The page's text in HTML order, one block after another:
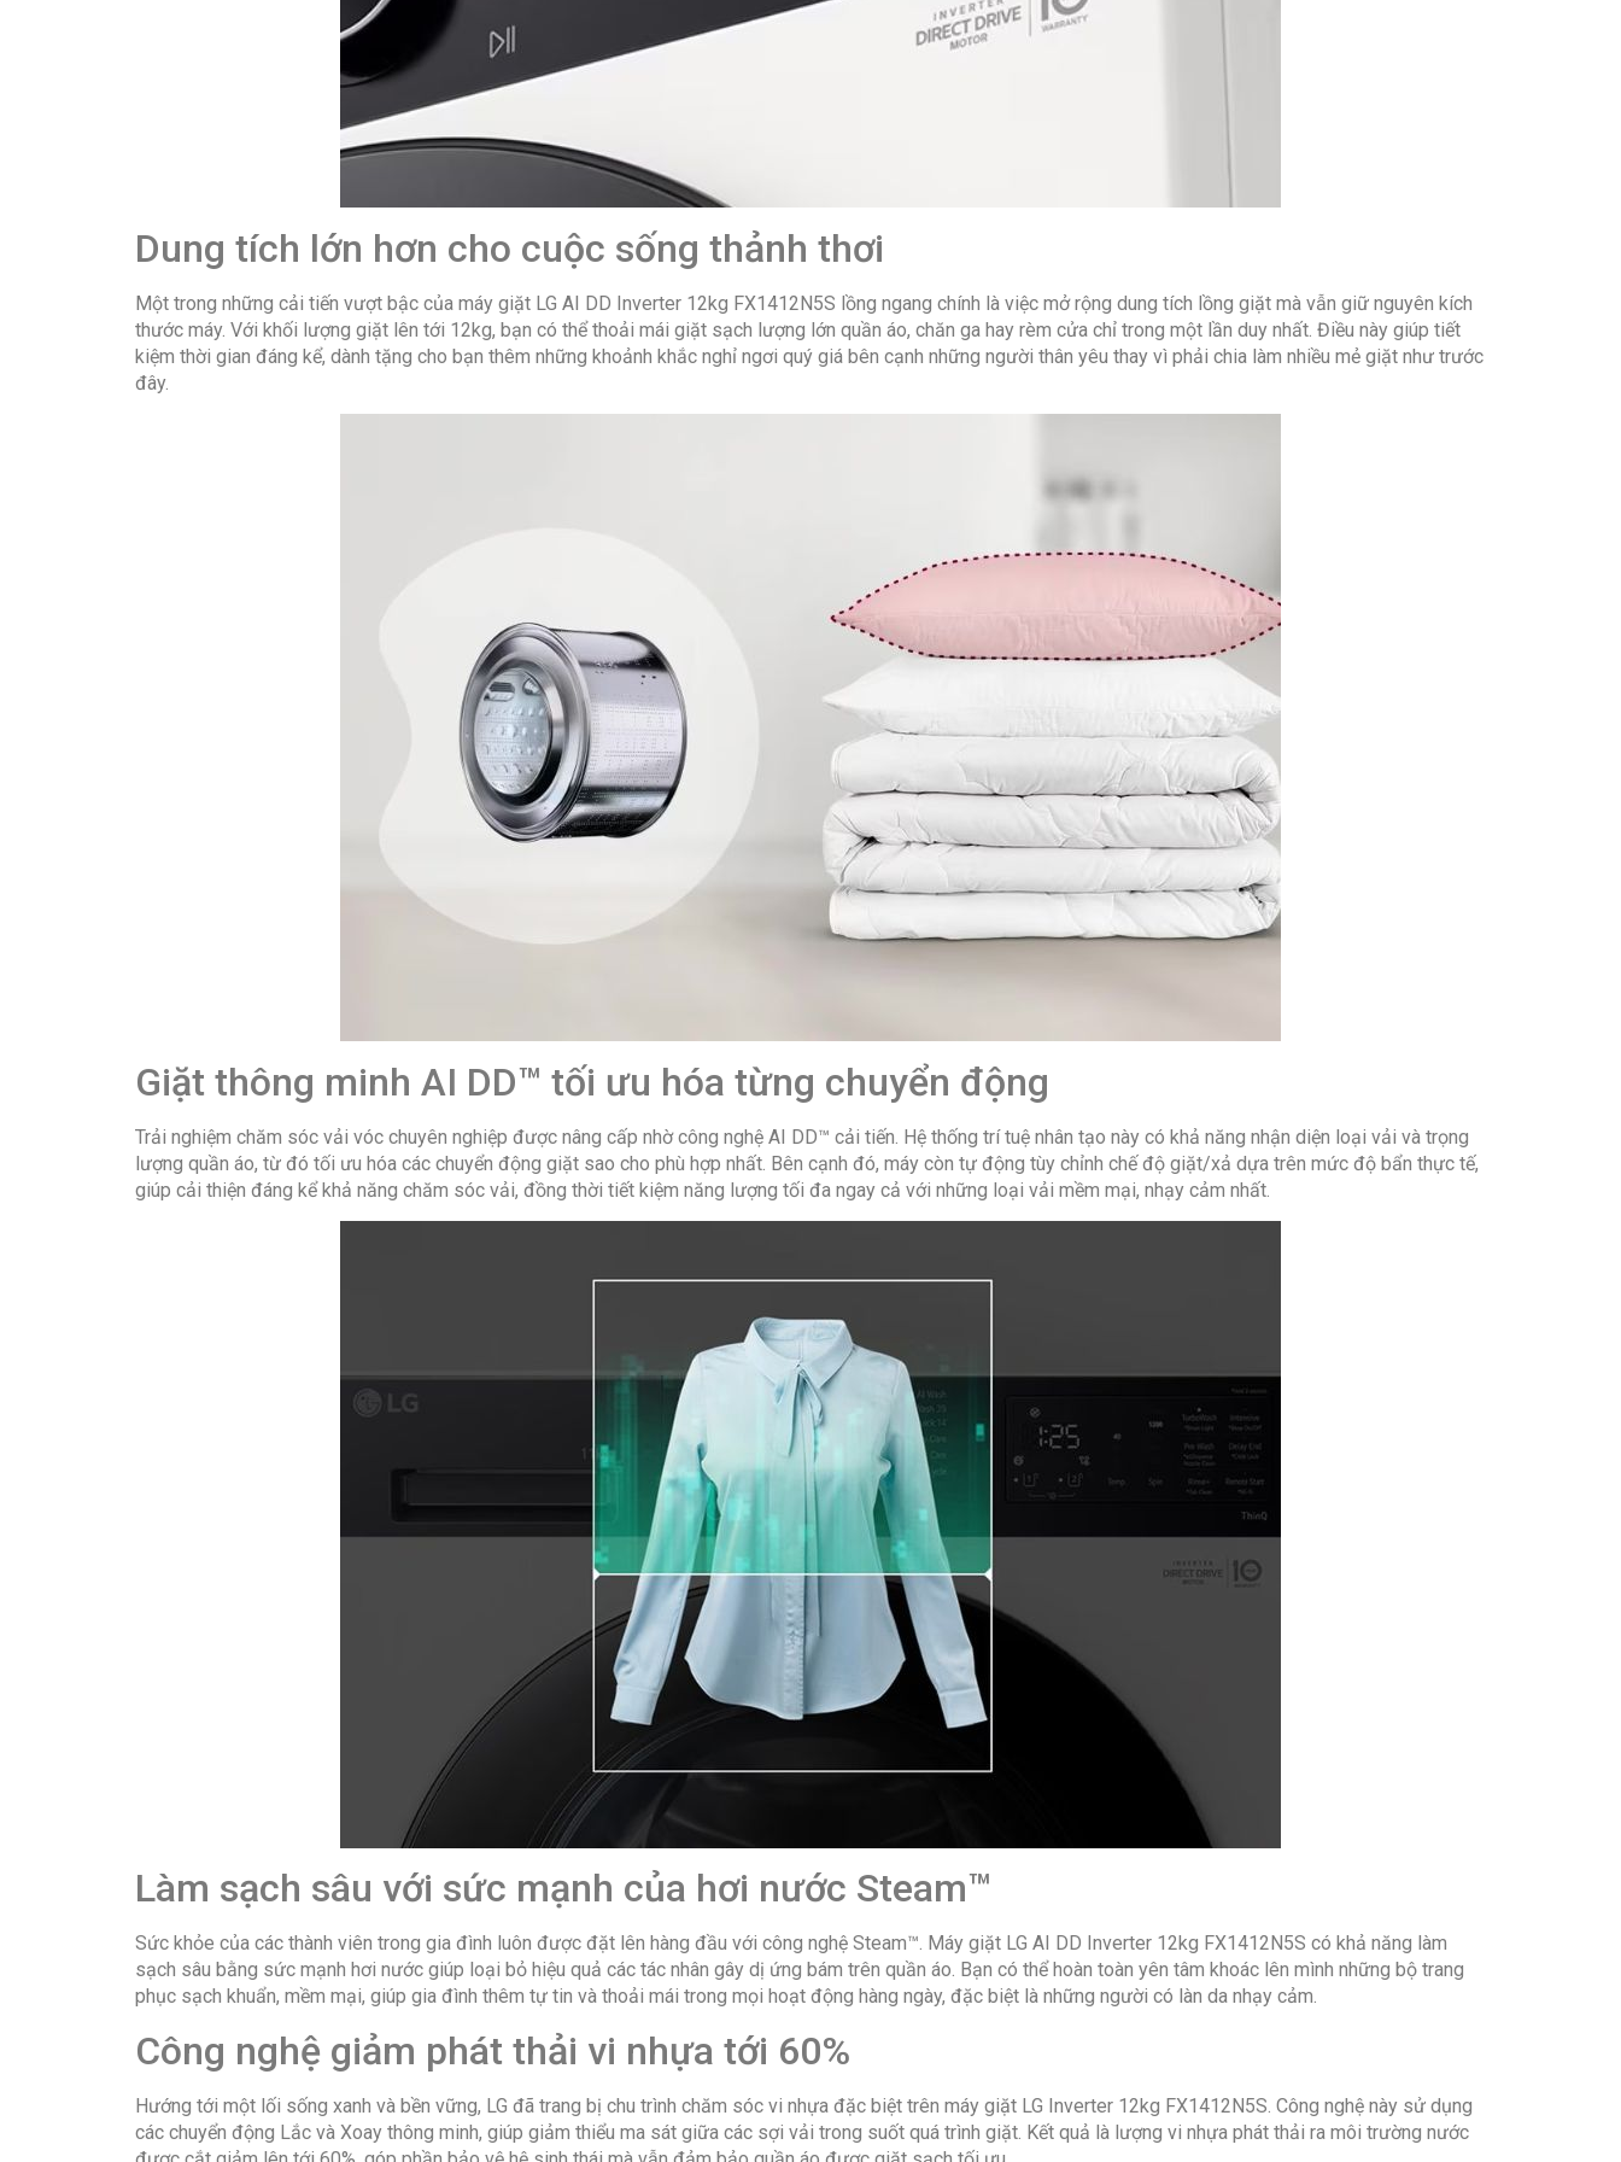
– Quản lý từ xa với ứng dụng LG ThinQ
– Điều chỉnh nhiệt độ nước
Tốc độ vắt: Tối đa 1400 vòng/phút
Trọng lượng: 68 kg
bảo hành
Dung tích lớn hơn cho cuộc sống thảnh thơi
Một trong những cải tiến vượt bậc của máy giặt LG AI DD Inverter 12kg FX1412N5S lồng ngang chính là việc mở rộng dung tích lồng giặt mà vẫn giữ nguyên kích
thước máy. Với khối lượng giặt lên tới 12kg, bạn có thể thoải mái giặt sạch lượng lớn quần áo, chăn ga hay rèm cửa chỉ trong một lần duy nhất. Điều này giúp tiết
kiệm thời gian đáng kể, dành tặng cho bạn thêm những khoảnh khắc nghỉ ngơi quý giá bên cạnh những người thân yêu thay vì phải chia làm nhiều mẻ giặt như trước
đây.
Giặt thông minh AI DD™ tối ưu hóa từng chuyển động
Trải nghiệm chăm sóc vải vóc chuyên nghiệp được nâng cấp nhờ công nghệ AI DD™ cải tiến. Hệ thống trí tuệ nhân tạo này có khả năng nhận diện loại vải và trọng
lượng quần áo, từ đó tối ưu hóa các chuyển động giặt sao cho phù hợp nhất. Bên cạnh đó, máy còn tự động tùy chỉnh chế độ giặt/xả dựa trên mức độ bẩn thực tế,
giúp cải thiện đáng kể khả năng chăm sóc vải, đồng thời tiết kiệm năng lượng tối đa ngay cả với những loại vải mềm mại, nhạy cảm nhất.
Làm sạch sâu với sức mạnh của hơi nước Steam™
Sức khỏe của các thành viên trong gia đình luôn được đặt lên hàng đầu với công nghệ Steam™. Máy giặt LG AI DD Inverter 12kg FX1412N5S có khả năng làm
sạch sâu bằng sức mạnh hơi nước giúp loại bỏ hiệu quả các tác nhân gây dị ứng bám trên quần áo. Bạn có thể hoàn toàn yên tâm khoác lên mình những bộ trang
phục sạch khuẩn, mềm mại, giúp gia đình thêm tự tin và thoải mái trong mọi hoạt động hàng ngày, đặc biệt là những người có làn da nhạy cảm.
Công nghệ giảm phát thải vi nhựa tới 60%
Hướng tới một lối sống xanh và bền vững, LG đã trang bị chu trình chăm sóc vi nhựa đặc biệt trên máy giặt LG Inverter 12kg FX1412N5S. Công nghệ này sử dụng
các chuyển động Lắc và Xoay thông minh, giúp giảm thiểu ma sát giữa các sợi vải trong suốt quá trình giặt. Kết quả là lượng vi nhựa phát thải ra môi trường nước